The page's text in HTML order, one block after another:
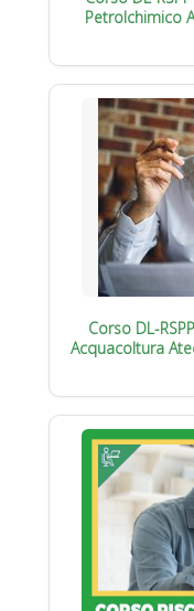
Petrolchimico
Corso DL-
Acquacoltura